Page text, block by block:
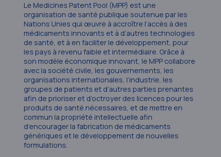
Le Medicines Patent Pool (MPP) est une
organisation de santé publique soutenue par les
Nations Unies qui œuvre à accroître l’accès à des
médicaments innovants et à d’autres technologies
de santé, et à en faciliter le développement, pour
les pays à revenu faible et intermédiaire. Grâce à
son modèle économique innovant, le MPP collabore
avec la société civile, les gouvernements, les
organisations internationales, l’industrie, les
groupes de patients et d’autres parties prenantes
afin de prioriser et d’octroyer des licences pour les
produits de santé nécessaires, et de mettre en
commun la propriété intellectuelle afin
d’encourager la fabrication de médicaments
génériques et le développement de nouvelles
formulations.